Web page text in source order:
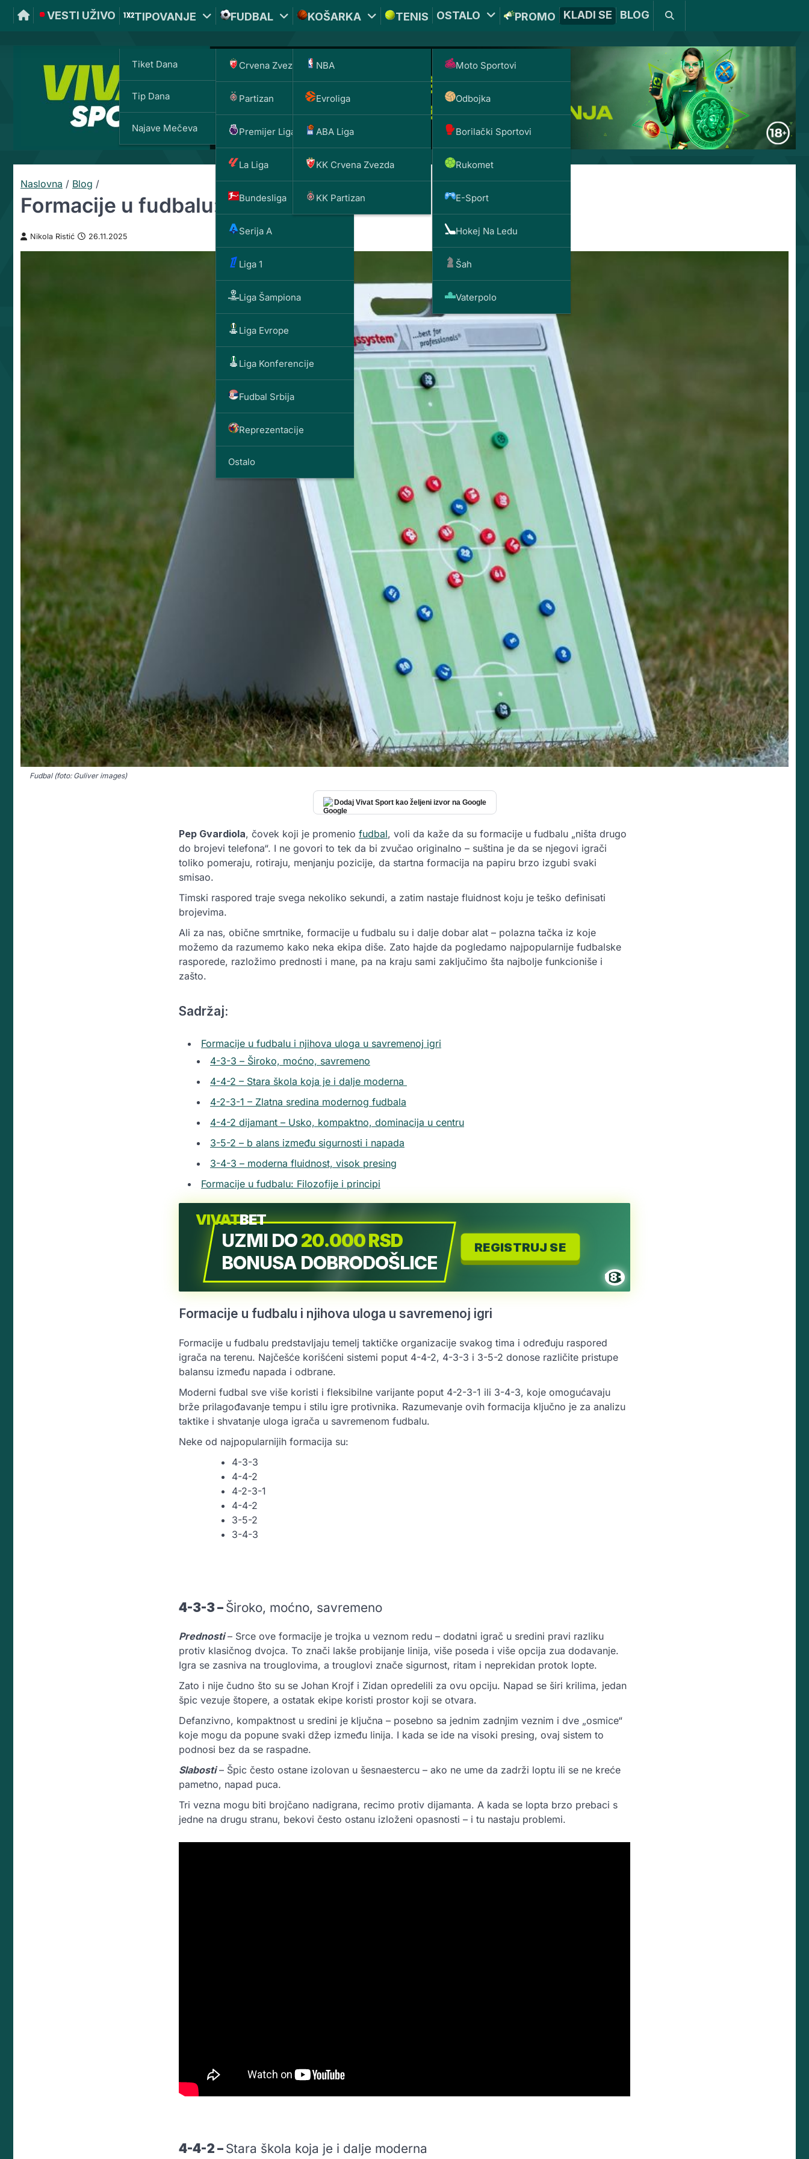
VESTI UŽIVO TIPOVANJE
Tiket Dana
Tip Dana
Najave Mečeva
FUDBAL
Crvena Zvezda
Partizan
Premijer Liga
La Liga
Bundesliga
Serija A
Liga 1
Liga Šampiona
Liga Evrope
Liga Konferencije
Fudbal Srbija
Reprezentacije
Ostalo
KOŠARKA
NBA
Evroliga
ABA Liga
KK Crvena Zvezda
KK Partizan
TENIS OSTALO
Moto Sportovi
Odbojka
Borilački Sportovi
Rukomet
E-Sport
Hokej Na Ledu
Šah
Vaterpolo
PROMO KLADI SE BLOG
Naslovna / Blog /
Formacije u fudbalu: Od 4-4-2 do 3-4-3
Nikola Ristić 26.11.2025
Fudbal (foto: Guliver images)
Dodaj Vivat Sport kao željeni izvor na Google
Pep Gvardiola, čovek koji je promenio fudbal, voli da kaže da su formacije u fudbalu „ništa drugo
do brojevi telefona“. I ne govori to tek da bi zvučao originalno – suština je da se njegovi igrači
toliko pomeraju, rotiraju, menjanju pozicije, da startna formacija na papiru brzo izgubi svaki
smisao.
Timski raspored traje svega nekoliko sekundi, a zatim nastaje fluidnost koju je teško definisati
brojevima.
Ali za nas, obične smrtnike, formacije u fudbalu su i dalje dobar alat – polazna tačka iz koje
možemo da razumemo kako neka ekipa diše. Zato hajde da pogledamo najpopularnije fudbalske
rasporede, razložimo prednosti i mane, pa na kraju sami zaključimo šta najbolje funkcioniše i
zašto.
Sadržaj:
Formacije u fudbalu i njihova uloga u savremenoj igri
4-3-3 – Široko, moćno, savremeno
4-4-2 – Stara škola koja je i dalje moderna
4-2-3-1 – Zlatna sredina modernog fudbala
4-4-2 dijamant – Usko, kompaktno, dominacija u centru
3-5-2 – b alans između sigurnosti i napada
3-4-3 – moderna fluidnost, visok presing
Formacije u fudbalu: Filozofije i principi
VIVATBET
UZMI DO20.000 RSD
BONUSA DOBRODOŠLICE
REGISTRUJ SE
18+
Formacije u fudbalu i njihova uloga u savremenoj igri
Formacije u fudbalu predstavljaju temelj taktičke organizacije svakog tima i određuju raspored
igrača na terenu. Najčešće korišćeni sistemi poput 4-4-2, 4-3-3 i 3-5-2 donose različite pristupe
balansu između napada i odbrane.
Moderni fudbal sve više koristi i fleksibilne varijante poput 4-2-3-1 ili 3-4-3, koje omogućavaju
brže prilagođavanje tempu i stilu igre protivnika. Razumevanje ovih formacija ključno je za analizu
taktike i shvatanje uloga igrača u savremenom fudbalu.
Neke od najpopularnijih formacija su:
4-3-3
4-4-2
4-2-3-1
4-4-2
3-5-2
3-4-3
4-3-3 – Široko, moćno, savremeno
Prednosti– Srce ove formacije je trojka u veznom redu – dodatni igrač u sredini pravi razliku
protiv klasičnog dvojca. To znači lakše probijanje linija, više poseda i više opcija zua dodavanje.
Igra se zasniva na trouglovima, a trouglovi znače sigurnost, ritam i neprekidan protok lopte.
Zato i nije čudno što su se Johan Krojf i Zidan opredelili za ovu opciju. Napad se širi krilima, jedan
špic vezuje štopere, a ostatak ekipe koristi prostor koji se otvara.
Defanzivno, kompaktnost u sredini je ključna – posebno sa jednim zadnjim veznim i dve „osmice“
koje mogu da popune svaki džep između linija. I kada se ide na visoki presing, ovaj sistem to
podnosi bez da se raspadne.
Slabosti– Špic često ostane izolovan u šesnaestercu – ako ne ume da zadrži loptu ili se ne kreće
pametno, napad puca.
Tri vezna mogu biti brojčano nadigrana, recimo protiv dijamanta. A kada se lopta brzo prebaci s
jedne na drugu stranu, bekovi često ostanu izloženi opasnosti – i tu nastaju problemi.
4-4-2 – Stara škola koja je i dalje moderna